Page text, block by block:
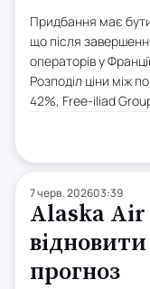
Придбання має
що після
операторів у
Розподіл ціни між
42%, Free-iliad
7 черв. 202603:39
Alaska Air
прогноз